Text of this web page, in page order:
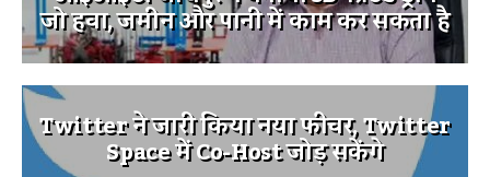
जो हवा, जमीन और पानी में काम कर सकता है
Twitter ने जारी किया नया फीचर, Twitter
Space में Co-Host जोड़ सकेंगे